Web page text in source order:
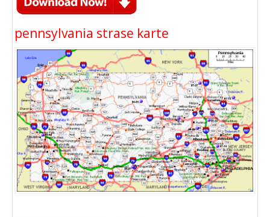
pennsylvania strase karte